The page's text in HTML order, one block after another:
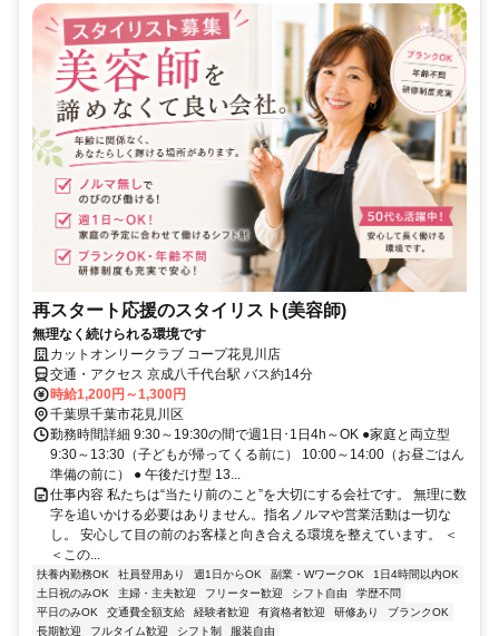
再スタート応援のスタイリスト(美容師)
無理なく続けられる環境です
カットオンリークラブ コープ花見川店
交通・アクセス 京成八千代台駅 バス約14分
時給1,200円～1,300円
千葉県千葉市花見川区
勤務時間詳細 9:30～19:30の間で週1日･1日4h～OK ●家庭と両立型
9:30～13:30（子どもが帰ってくる前に） 10:00～14:00（お昼ごはん
準備の前に） ● 午後だけ型 13...
仕事内容 私たちは“当たり前のこと”を大切にする会社です。 無理に数
字を追いかける必要はありません。指名ノルマや営業活動は一切な
し。 安心して目の前のお客様と向き合える環境を整えています。 ＜
＜この...
扶養内勤務OK 社員登用あり 週1日からOK 副業・WワークOK
1日4時間以内OK
土日祝のみOK
主婦・主夫歓迎 フリーター歓迎 シフト自由
学歴不問
平日のみOK
交通費全額支給 経験者歓迎 有資格者歓迎 研修あり
ブランクOK
長期歓迎
フルタイム歓迎 シフト制 服装自由